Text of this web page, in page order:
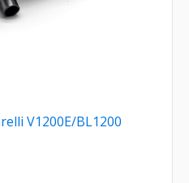
V1200E/BL1200